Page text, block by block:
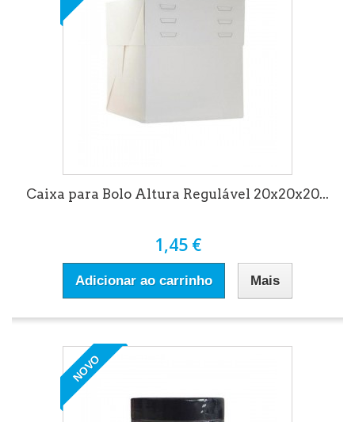
Caixa para Bolo Altura Regulável 20x20x20...
1,45 €
Adicionar ao carrinho Mais
NOVO